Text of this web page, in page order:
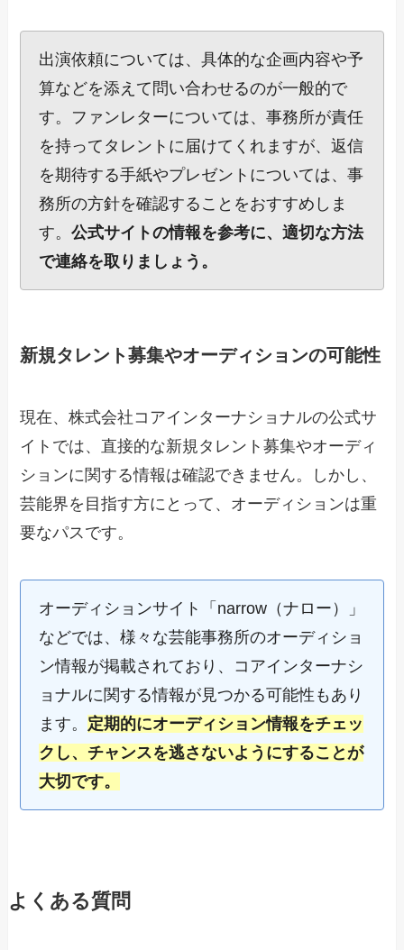
出演依頼については、具体的な企画内容や予
算などを添えて問い合わせるのが一般的で
す。ファンレターについては、事務所が責任
を持ってタレントに届けてくれますが、返信
を期待する手紙やプレゼントについては、事
務所の方針を確認することをおすすめしま
す。公式サイトの情報を参考に、適切な方法
で連絡を取りましょう。
新規タレント募集やオーディションの可能性
現在、株式会社コアインターナショナルの公式サ
イトでは、直接的な新規タレント募集やオーディ
ションに関する情報は確認できません。しかし、
芸能界を目指す方にとって、オーディションは重
要なパスです。
オーディションサイト「narrow（ナロー）」
などでは、様々な芸能事務所のオーディショ
ン情報が掲載されており、コアインターナシ
ョナルに関する情報が見つかる可能性もあり
ます。 定期的にオーディション情報をチェッ
クし、チャンスを逃さないようにすることが
大切です。
よくある質問